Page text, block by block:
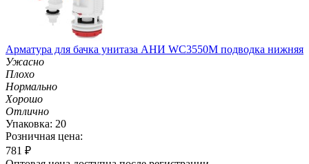
Арматура для бачка унитаза АНИ WC3550M подводка нижняя
Ужасно
Плохо
Нормально
Хорошо
Отлично
Упаковка: 20
Розничная цена:
781 ₽